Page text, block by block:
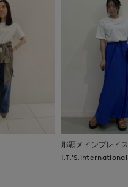
那覇メインプレイス
I.T.'S.international